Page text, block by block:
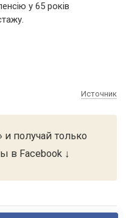
у 65 років
Источник
получай только
в Facebook ↓